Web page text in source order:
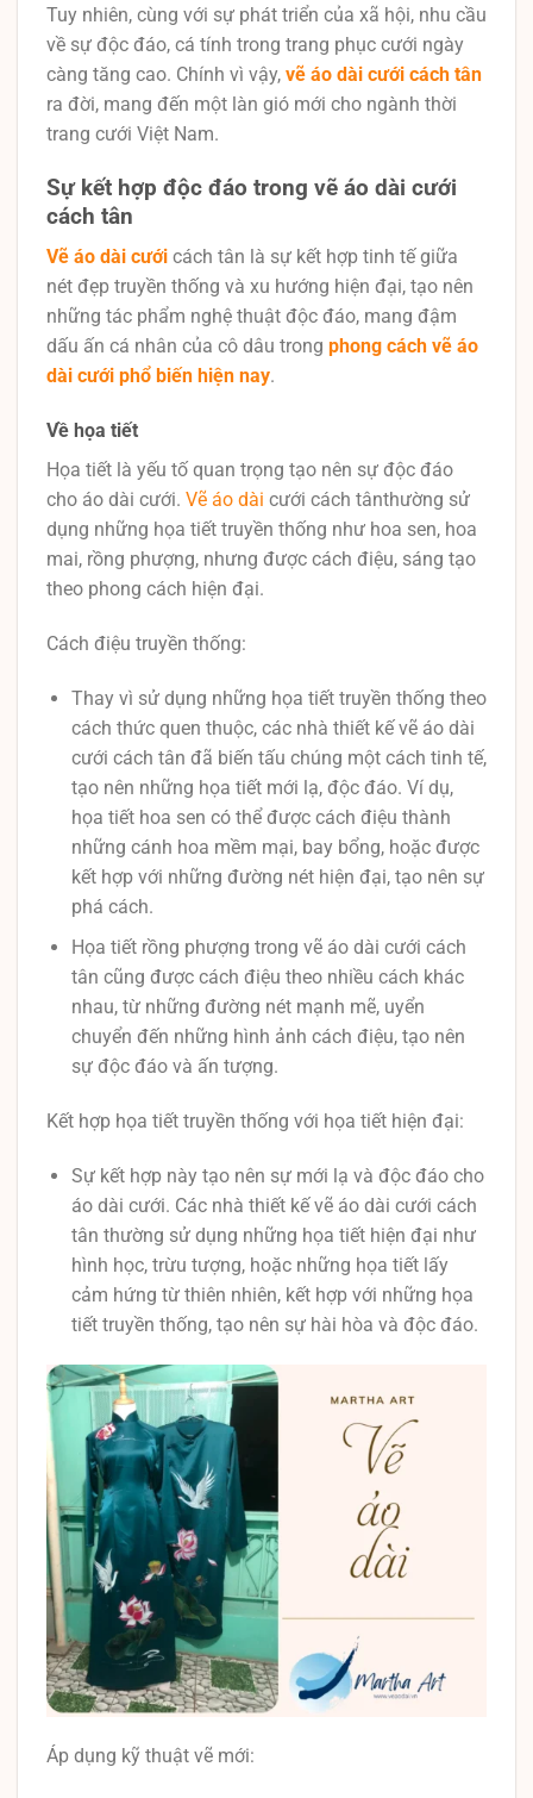
Tuy nhiên, cùng với sự phát triển của xã hội, nhu cầu
về sự độc đáo, cá tính trong trang phục cưới ngày
càng tăng cao. Chính vì vậy, vẽ áo dài cưới cách tân
ra đời, mang đến một làn gió mới cho ngành thời
trang cưới Việt Nam.
Sự kết hợp độc đáo trong vẽ áo dài cưới
cách tân
Vẽ áo dài cưới cách tân là sự kết hợp tinh tế giữa
nét đẹp truyền thống và xu hướng hiện đại, tạo nên
những tác phẩm nghệ thuật độc đáo, mang đậm
dấu ấn cá nhân của cô dâu trong phong cách vẽ áo
dài cưới phổ biến hiện nay.
Về họa tiết
Họa tiết là yếu tố quan trọng tạo nên sự độc đáo
cho áo dài cưới. Vẽ áo dài cưới cách tânthường sử
dụng những họa tiết truyền thống như hoa sen, hoa
mai, rồng phượng, nhưng được cách điệu, sáng tạo
theo phong cách hiện đại.
Cách điệu truyền thống:
Thay vì sử dụng những họa tiết truyền thống theo
cách thức quen thuộc, các nhà thiết kế vẽ áo dài
cưới cách tân đã biến tấu chúng một cách tinh tế,
tạo nên những họa tiết mới lạ, độc đáo. Ví dụ,
họa tiết hoa sen có thể được cách điệu thành
những cánh hoa mềm mại, bay bổng, hoặc được
kết hợp với những đường nét hiện đại, tạo nên sự
phá cách.
Họa tiết rồng phượng trong vẽ áo dài cưới cách
tân cũng được cách điệu theo nhiều cách khác
nhau, từ những đường nét mạnh mẽ, uyển
chuyển đến những hình ảnh cách điệu, tạo nên
sự độc đáo và ấn tượng.
Kết hợp họa tiết truyền thống với họa tiết hiện đại:
Sự kết hợp này tạo nên sự mới lạ và độc đáo cho
áo dài cưới. Các nhà thiết kế vẽ áo dài cưới cách
tân thường sử dụng những họa tiết hiện đại như
hình học, trừu tượng, hoặc những họa tiết lấy
cảm hứng từ thiên nhiên, kết hợp với những họa
tiết truyền thống, tạo nên sự hài hòa và độc đáo.
Áp dụng kỹ thuật vẽ mới: